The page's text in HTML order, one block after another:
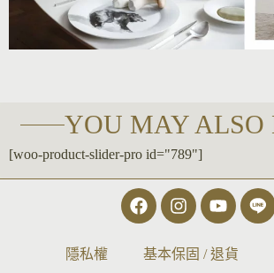
YOU MAY ALSO
[woo-product-slider-pro id="789"]
隱私權 基本保固 / 退貨